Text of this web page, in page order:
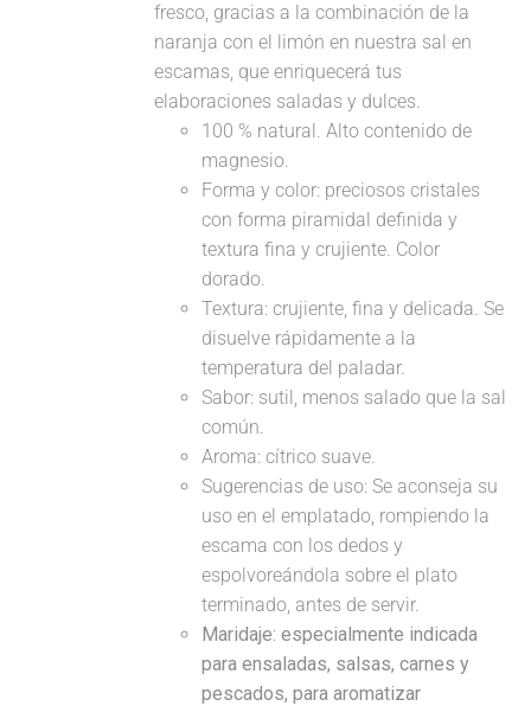
fresco, gracias a la combinación de la
naranja con el limón en nuestra sal en
escamas, que enriquecerá tus
elaboraciones saladas y dulces.
100 % natural. Alto contenido de
magnesio.
Forma y color: preciosos cristales
con forma piramidal definida y
textura fina y crujiente. Color
dorado.
Textura: crujiente, fina y delicada. Se
disuelve rápidamente a la
temperatura del paladar.
Sabor: sutil, menos salado que la sal
común.
Aroma: cítrico suave.
Sugerencias de uso: Se aconseja su
uso en el emplatado, rompiendo la
escama con los dedos y
espolvoreándola sobre el plato
terminado, antes de servir.
Maridaje: especialmente indicada
para ensaladas, salsas, carnes y
pescados, para aromatizar